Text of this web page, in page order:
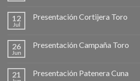
12
Jul
Presentación Cortijera Toro
26
Jun
Presentación Campaña Toro
21 Presentación Patenera Cuna